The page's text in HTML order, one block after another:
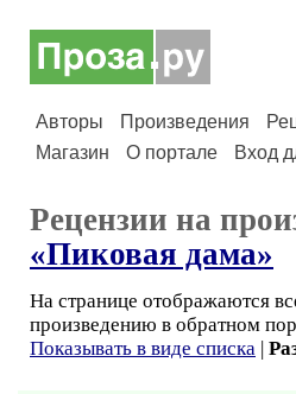
Авторы Произведения
Магазин
О портале Вход
Рецензии на
«Пиковая дама»
На странице отображаются
произведению в обратном
Показывать в виде списка |